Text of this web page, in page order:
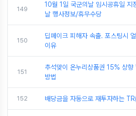
149
10월 1일 국군의날 임시공휴일 지
날 행사정보/휴무수당
150
딥페이크 피해자 속출. 포스팅시
이유
151
추석맞이 온누리상품권 15% 상
방법
152 배당금을 자동으로 재투자하는